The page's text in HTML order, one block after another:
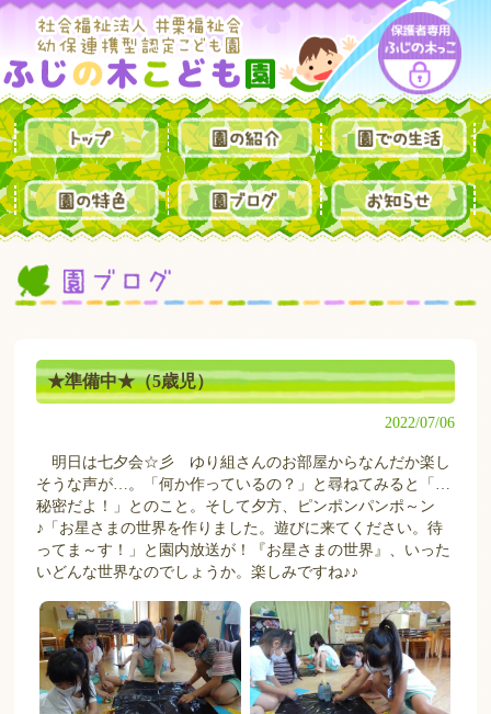
★準備中★（5歳児）
2022/07/06
明日は七夕会☆彡 ゆり組さんのお部屋からなんだか楽し
そうな声が…。「何か作っているの？」と尋ねてみると「…
秘密だよ！」とのこと。そして夕方、ピンポンパンポ～ン
♪「お星さまの世界を作りました。遊びに来てください。待
ってま～す！」と園内放送が！『お星さまの世界』、いった
いどんな世界なのでしょうか。楽しみですね♪♪